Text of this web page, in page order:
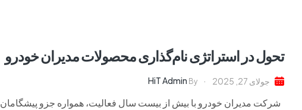
تحول در استراتژی نام‌گذاری محصولات مدیران خودرو
جولای 27, 2025 By
HiT Admin
شرکت مدیران خودرو با بیش از بیست سال فعالیت، همواره جزو